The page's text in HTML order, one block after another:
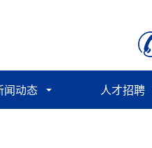
闻动态 人才招聘